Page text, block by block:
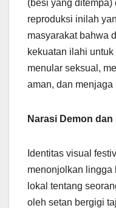
(besi yang
reproduksi inilah
masyarakat bahwa
kekuatan ilahi
menular seksual,
aman, dan
Narasi Demon
Identitas visual
menonjolkan lingga
lokal tentang
oleh setan bergigi